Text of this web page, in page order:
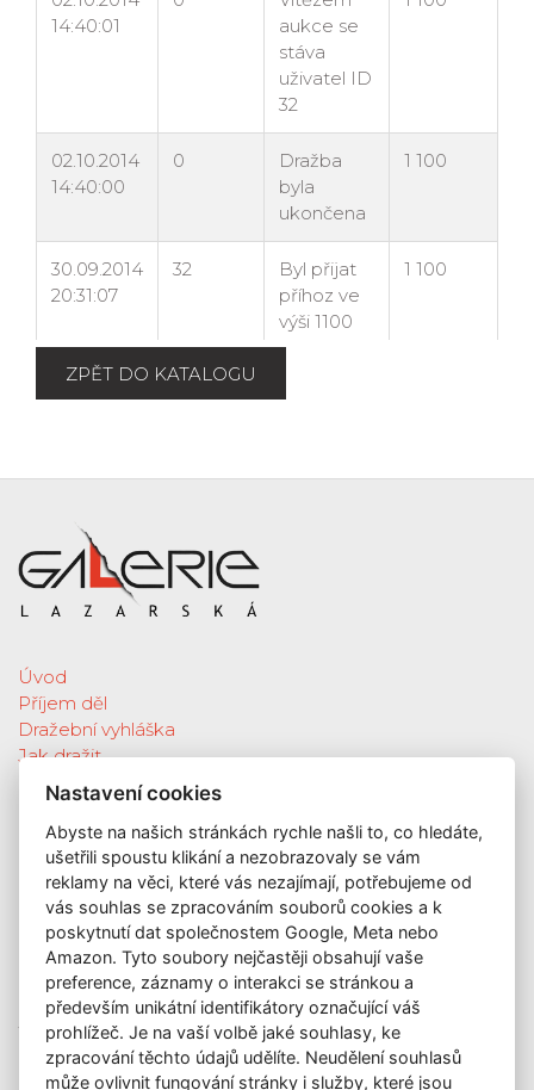
ZPĚT DO KATALOGU
Úvod
Příjem děl
Dražební vyhláška
Jak dražit
Galerie
Katalog vydražených děl
O nás
GDPR
Kontakt
KONTAKT
GALERIE LAZARSKÁ
Lazarská 7
110 00 Praha 1
E-mail:
info@galerielazarska.cz
Nastavení cookies
Abyste na našich stránkách rychle našli to, co hledáte,
ušetřili spoustu klikání a nezobrazovaly se vám
reklamy na věci, které vás nezajímají, potřebujeme od
vás souhlas se zpracováním souborů cookies a k
poskytnutí dat společnostem Google, Meta nebo
Amazon. Tyto soubory nejčastěji obsahují vaše
preference, záznamy o interakci se stránkou a
především unikátní identifikátory označující váš
prohlížeč. Je na vaší volbě jaké souhlasy, ke
zpracování těchto údajů udělíte. Neudělení souhlasů
může ovlivnit fungování stránky i služby, které jsou